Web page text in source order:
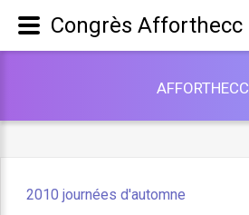
AFFORTHECC
2010 journées d'automne
Congrès Afforthecc